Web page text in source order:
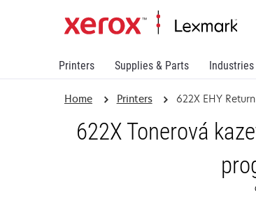
Printers Supplies & Parts Industries
Home Printers 622X EHY
622X Tonerová